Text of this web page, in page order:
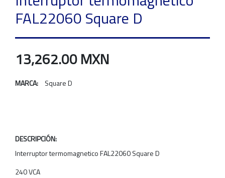
FAL22060 Square D
13,262.00 MXN
MARCA: Square D
DESCRIPCIÓN:
Interruptor termomagnetico FAL22060 Square D
240 VCA